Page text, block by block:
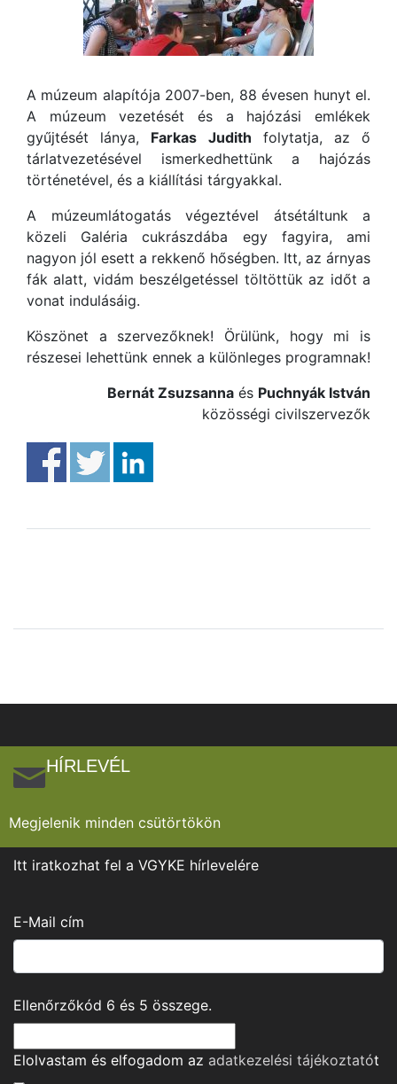
A múzeum alapítója 2007-ben, 88 évesen hunyt el.
A múzeum vezetését és a hajózási emlékek
gyűjtését lánya, Farkas Judith folytatja, az ő
tárlatvezetésével ismerkedhettünk a hajózás
történetével, és a kiállítási tárgyakkal.
A múzeumlátogatás végeztével átsétáltunk a
közeli Galéria cukrászdába egy fagyira, ami
nagyon jól esett a rekkenő hőségben. Itt, az árnyas
fák alatt, vidám beszélgetéssel töltöttük az időt a
vonat indulásáig.
Köszönet a szervezőknek! Örülünk, hogy mi is
részesei lehettünk ennek a különleges programnak!
Bernát Zsuzsanna és Puchnyák István
közösségi civilszervezők
HÍRLEVÉL
Megjelenik minden csütörtökön
Itt iratkozhat fel a VGYKE hírlevelére
E-Mail cím
Ellenőrzőkód 6 és 5 összege.
Elolvastam és elfogadom az adatkezelési tájékoztatót